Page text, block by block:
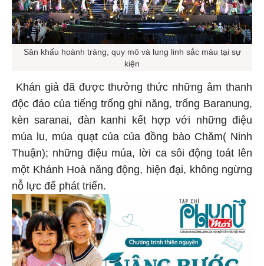
Sân khấu hoành tráng, quy mô và lung linh sắc màu tại sự
kiện
Khán giả đã được thưởng thức những âm thanh
độc đáo của tiếng trống ghi năng, trống Baranung,
kèn saranai, đàn kanhi kết hợp với những điệu
múa lu, múa quạt của của đồng bào Chăm( Ninh
Thuận); những điệu múa, lời ca sôi động toát lên
một Khánh Hoà năng động, hiện đại, không ngừng
nỗ lực để phát triển.